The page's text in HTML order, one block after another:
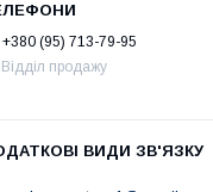
+380 (95) 713-79-95
Відділ продажу